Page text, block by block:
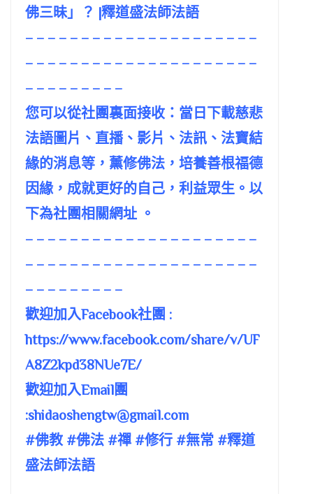
佛三昧」？ |釋道盛法師法語
– – – – – – – – – – – – – – – – – – – – –
– – – – – – – – – – – – – – – – – – – – –
– – – – – – – – –
您可以從社團裏面接收：當日下載慈悲
法語圖片、直播、影片、法訊、法寶結
緣的消息等，薰修佛法，培養善根福德
因緣，成就更好的自己，利益眾生。以
下為社團相關網址 。
– – – – – – – – – – – – – – – – – – – – –
– – – – – – – – – – – – – – – – – – – – –
– – – – – – – – –
歡迎加入Facebook社團 :
https://www.facebook.com/share/v/UF
A8Z2kpd38NUe7E/
歡迎加入Email團
:shidaoshengtw@gmail.com
#佛教 #佛法 #禪 #修行 #無常 #釋道
盛法師法語